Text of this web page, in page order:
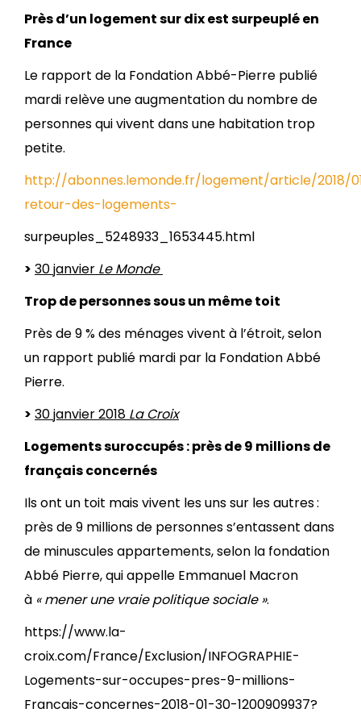
Près d’un logement sur dix est surpeuplé en
France
Le rapport de la Fondation Abbé-Pierre publié
mardi relève une augmentation du nombre de
personnes qui vivent dans une habitation trop
petite.
http://abonnes.lemonde.fr/logement/article/2018/
retour-des-logements-
surpeuples_5248933_1653445.html
> 30 janvier Le Monde
Trop de personnes sous un même toit
Près de 9 % des ménages vivent à l’étroit, selon
un rapport publié mardi par la Fondation Abbé
Pierre.
> 30 janvier 2018 La Croix
Logements suroccupés : près de 9 millions de
français concernés
Ils ont un toit mais vivent les uns sur les autres :
près de 9 millions de personnes s’entassent dans
de minuscules appartements, selon la fondation
Abbé Pierre, qui appelle Emmanuel Macron
à « mener une vraie politique sociale ».
https://www.la-
croix.com/France/Exclusion/INFOGRAPHIE-
Logements-sur-occupes-pres-9-millions-
Francais-concernes-2018-01-30-1200909937?